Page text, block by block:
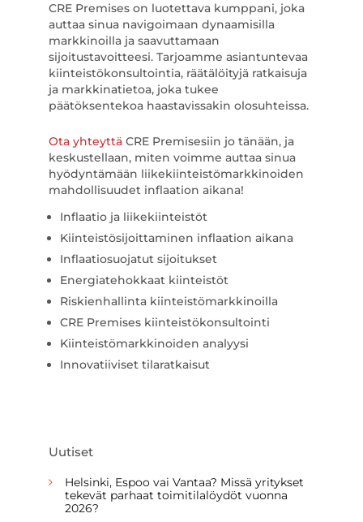
CRE Premises on luotettava kumppani, joka
auttaa sinua navigoimaan dynaamisilla
markkinoilla ja saavuttamaan
sijoitustavoitteesi. Tarjoamme asiantuntevaa
kiinteistökonsultointia, räätälöityjä ratkaisuja
ja markkinatietoa, joka tukee
päätöksentekoa haastavissakin olosuhteissa.
Ota yhteyttäCRE Premisesiin jo tänään, ja
keskustellaan, miten voimme auttaa sinua
hyödyntämään liikekiinteistömarkkinoiden
mahdollisuudet inflaation aikana!
Inflaatio ja liikekiinteistöt
Kiinteistösijoittaminen inflaation aikana
Inflaatiosuojatut sijoitukset
Energiatehokkaat kiinteistöt
Riskienhallinta kiinteistömarkkinoilla
CRE Premises kiinteistökonsultointi
Kiinteistömarkkinoiden analyysi
Innovatiiviset tilaratkaisut
Uutiset
Helsinki, Espoo vai Vantaa? Missä yritykset
tekevät parhaat toimitilalöydöt vuonna
2026?